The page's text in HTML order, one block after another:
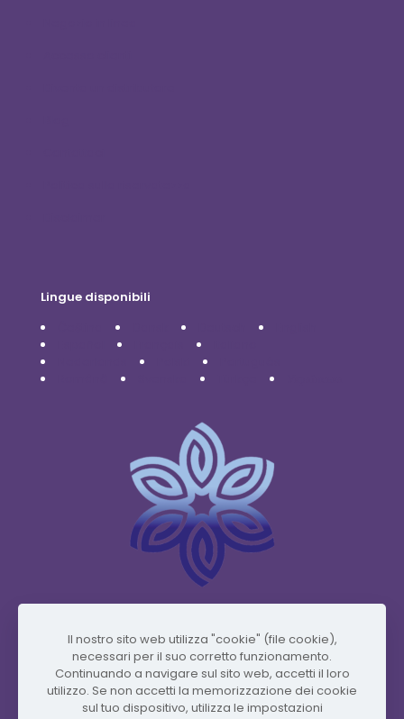
Lingue disponibili
www.vidafyglobal.com
Il nostro sito web utilizza "cookie" (file cookie),
necessari per il suo corretto funzionamento.
Continuando a navigare sul sito web, accetti il ​​loro
utilizzo. Se non accetti la memorizzazione dei cookie
sul tuo dispositivo, utilizza le impostazioni